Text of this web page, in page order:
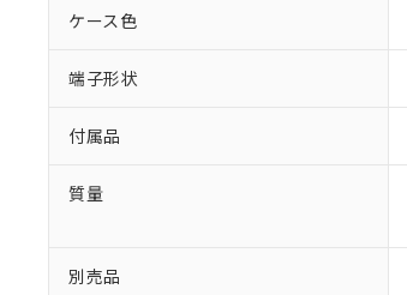
ケース色
端子形状
付属品
質量
別売品